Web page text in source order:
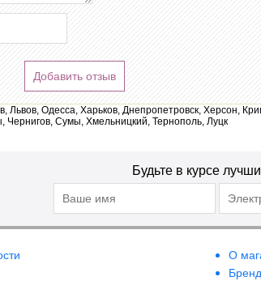
Добавить отзыв
Львов, Одесса, Харьков, Днепропетровск, Херсон,
Сумы, Хмельницкий, Тернополь, Луцк
Будьте в курсе
О